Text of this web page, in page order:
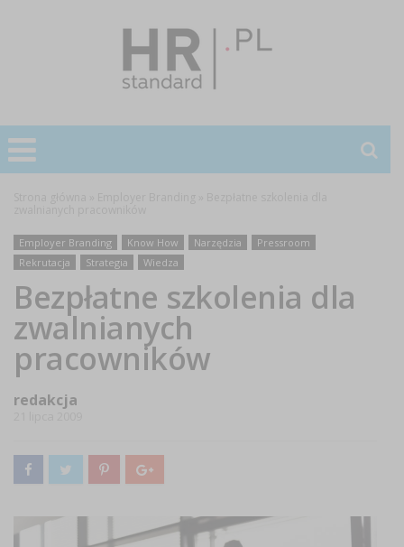
Employer Branding Know How Narzędzia
Pressroom
Rekrutacja
Strategia Wiedza
Bezpłatne szkolenia dla
zwalnianych
pracowników
redakcja